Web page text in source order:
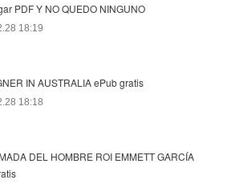
PDF Y NO QUEDO NINGUNO
18:19
IN AUSTRALIA ePub gratis
18:18
DEL HOMBRE ROI EMMETT GARCÍA